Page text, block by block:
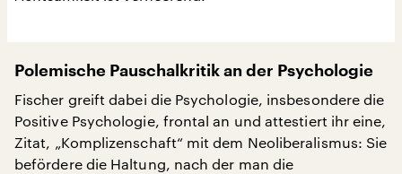
Polemische Pauschalkritik an der Psychologie
Fischer greift dabei die Psychologie, insbesondere die
Positive Psychologie, frontal an und attestiert ihr eine,
Zitat, „Komplizenschaft“ mit dem Neoliberalismus: Sie
befördere die Haltung, nach der man die